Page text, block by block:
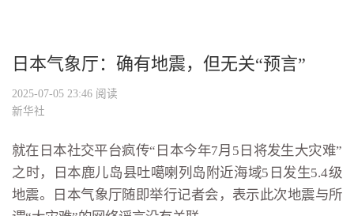
日本气象厅：确有地震，但无关“预言”
2025-07-05 23:46 阅读
新华社
就在日本社交平台疯传“日本今年7月5日将发生大灾难”
之时，日本鹿儿岛县吐噶喇列岛附近海域5日发生5.4级
地震。日本气象厅随即举行记者会，表示此次地震与所